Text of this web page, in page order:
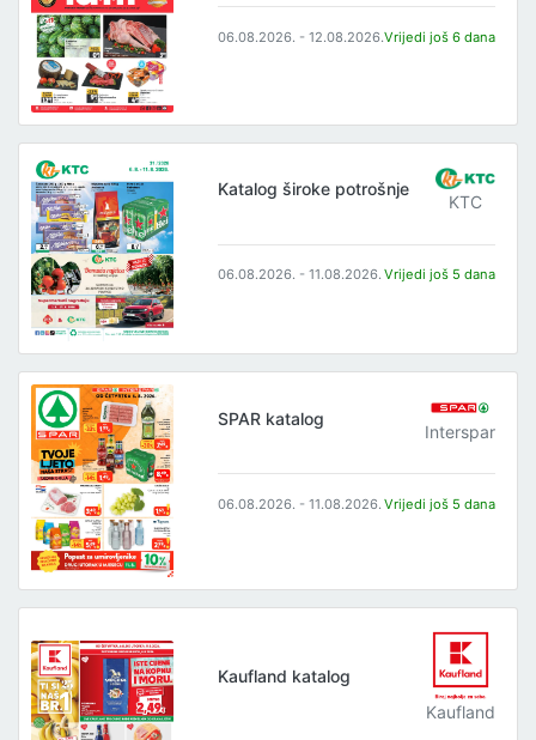
06.08.2026. - 12.08.2026.Vrijedi još 6 dana
Katalog široke potrošnje
KTC
06.08.2026. - 11.08.2026. Vrijedi još 5 dana
SPAR katalog
Interspar
06.08.2026. - 11.08.2026. Vrijedi još 5 dana
Kaufland katalog
Kaufland